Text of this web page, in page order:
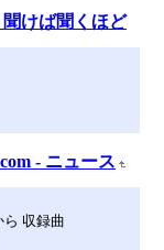
聞けば聞くほど
- ニュース
収録曲